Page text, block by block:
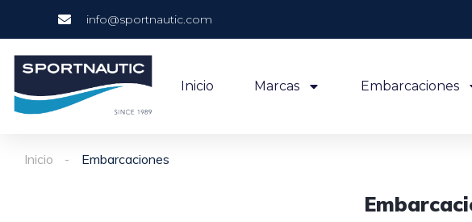
info@sportnautic.com
Inicio Marcas Embarcaciones
Inicio Embarcaciones